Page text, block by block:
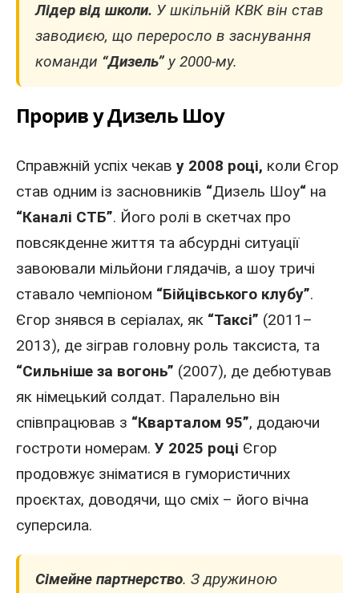
Лідер від школи. У шкільній КВК він став
заводиєю, що переросло в заснування
команди “Дизель” у 2000-му.
Прорив у Дизель Шоу
Справжній успіх чекав у 2008 році, коли Єгор
став одним із засновників “Дизель Шоу“ на
“Каналі СТБ”. Його ролі в скетчах про
повсякденне життя та абсурдні ситуації
завоювали мільйони глядачів, а шоу тричі
ставало чемпіоном “Бійцівського клубу”.
Єгор знявся в серіалах, як “Таксі” (2011 –
2013), де зіграв головну роль таксиста, та
“Сильніше за вогонь” (2007), де дебютував
як німецький солдат. Паралельно він
співпрацював з “Кварталом 95”, додаючи
гостроти номерам. У 2025 році Єгор
продовжує зніматися в гумористичних
проєктах, доводячи, що сміх – його вічна
суперсила.
Сімейне партнерство. З дружиною